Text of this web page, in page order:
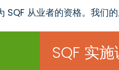
从业者的资格。我们的
SQF 实